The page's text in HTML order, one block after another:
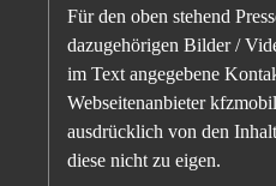
Für den oben stehend
dazugehörigen Bilder /
im Text angegebene
Webseitenanbieter
ausdrücklich von den
diese nicht zu eigen.